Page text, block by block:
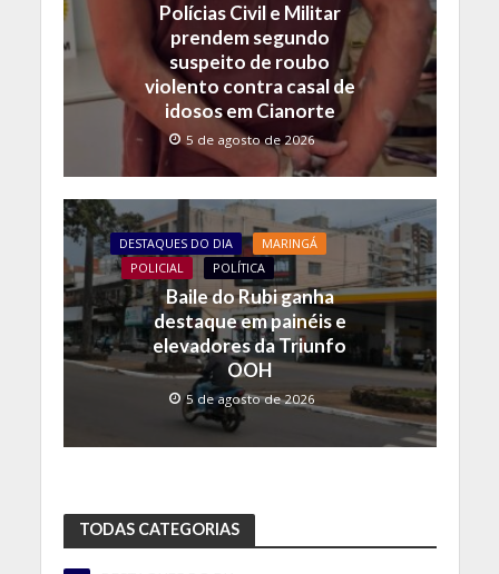
Polícias Civil e Militar
prendem segundo
suspeito de roubo
violento contra casal de
idosos em Cianorte
5 de agosto de 2026
DESTAQUES DO DIA
MARINGÁ
POLICIAL
POLÍTICA
Baile do Rubi ganha
destaque em painéis e
elevadores da Triunfo
OOH
5 de agosto de 2026
TODAS CATEGORIAS